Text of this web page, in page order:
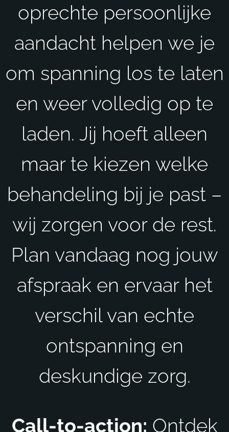
oprechte persoonlijke
aandacht helpen we je
om spanning los te laten
en weer volledig op te
laden. Jij hoeft alleen
maar te kiezen welke
behandeling bij je past –
wij zorgen voor de rest.
Plan vandaag nog jouw
afspraak en ervaar het
verschil van echte
ontspanning en
deskundige zorg.
Call-to-action: Ontdek